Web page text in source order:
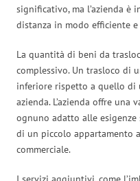
significativo, ma l’azienda
distanza in modo efficiente e
La quantità di beni da
complessivo. Un trasloco di
inferiore rispetto a quello di
azienda. L’azienda offre
ognuno adatto alle
di un piccolo appartamento
commerciale.